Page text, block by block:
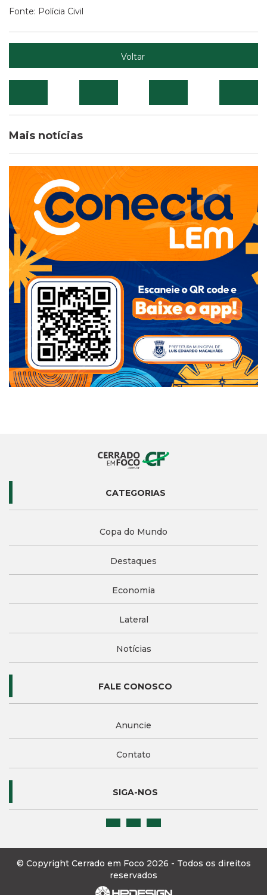
Fonte: Polícia Civil
Voltar
Mais notícias
CATEGORIAS
Copa do Mundo
Destaques
Economia
Lateral
Notícias
FALE CONOSCO
Anuncie
Contato
SIGA-NOS
© Copyright Cerrado em Foco 2026 - Todos os direitos
reservados